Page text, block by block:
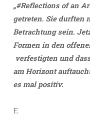
„#Reflections of an
getreten. Sie durften
Betrachtung sein.
Formen in den
verfestigten und
am Horizont
es mal positiv.
E